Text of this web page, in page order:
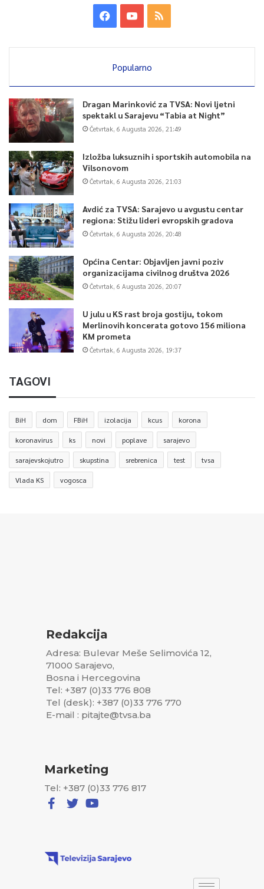
Popularno
Dragan Marinković za TVSA: Novi ljetni
spektakl u Sarajevu “Tabia at Night”
Četvrtak, 6 Augusta 2026, 21:49
Izložba luksuznih i sportskih automobila na
Vilsonovom
Četvrtak, 6 Augusta 2026, 21:03
Avdić za TVSA: Sarajevo u avgustu centar
regiona: Stižu lideri evropskih gradova
Četvrtak, 6 Augusta 2026, 20:48
Općina Centar: Objavljen javni poziv
organizacijama civilnog društva 2026
Četvrtak, 6 Augusta 2026, 20:07
U julu u KS rast broja gostiju, tokom
Merlinovih koncerata gotovo 156 miliona
KM prometa
Četvrtak, 6 Augusta 2026, 19:37
TAGOVI
BiH dom FBiH izolacija kcus korona
koronavirus ks novi poplave sarajevo
sarajevskojutro skupstina srebrenica test tvsa
Vlada KS vogosca
Redakcija
Adresa: Bulevar Meše Selimovića 12,
71000 Sarajevo,
Bosna i Hercegovina
Tel: +387 (0)33 776 808
Tel (desk): +387 (0)33 776 770
E-mail : pitajte@tvsa.ba
Marketing
Tel: +387 (0)33 776 817